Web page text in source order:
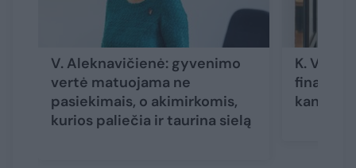
V. Aleknavičienė: gyvenimo
vertė matuojama ne
pasiekimais, o akimirkomis,
kurios paliečia ir taurina sielą
K.
finansų